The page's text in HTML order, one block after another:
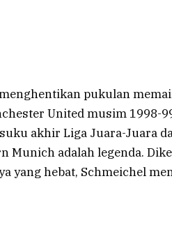
pukulan
United musim 1998-
akhir Liga Juara-Juara
Munich adalah legenda.
yang hebat, Schmeichel